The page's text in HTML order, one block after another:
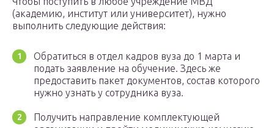
(академию, институт или университет), нужно
выполнить следующие действия:
Обратиться в отдел кадров вуза до 1 марта и
подать заявление на обучение. Здесь же
предоставить пакет документов, состав которого
нужно узнать у сотрудника вуза.
Получить направление комплектующей